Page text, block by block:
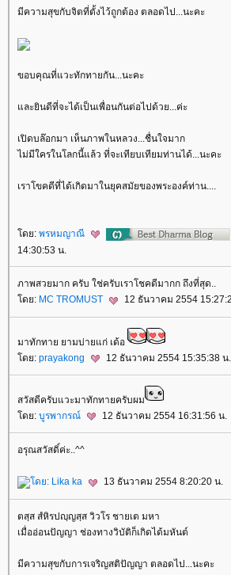
มีความสุขกับจิตที่ตั้งไว้ถูกต้อง ตลอดไป...นะคะ
ขอบคุณที่แวะทักทายกัน...นะคะ
ละยินดีที่จะได้เป็นเพื่อนกันต่อไปด้วย...ค่ะ
เปิดบล๊อกมา เห็นภาพในหลวง...ชื่นใจมาก
ไม่มีใครในโลกนี้แล้ว ที่จะเทียบเทียมท่านได้...นะคะ
เราโขคดีที่ได้เกิดมาในยุคสมัยของพระองค์ท่าน....
ดย: พรหมญาณี
14:30:53 น.
ภาพสวยมาก ครับ ใช่ครับเราโชคดีมากก ถึงที่สุด..
ดย: MC TROMUST 12 ธันวาคม 2554
มาทักทาย ยามบ่ายแก่ เด้อ
ดย: prayakong 12 ธันวาคม 2554 15:35:38 น.
สวัสดีครับแวะมาทักทายครับผม
ดย: บูรพากรณ์ 12 ธันวาคม 2554 16:31:56 น.
อรุณสวัสดิ์ค่ะ..^^
ดย: Lika ka 13 ธันวาคม 2554 8:20:20 น.
ตสฺส สํหิรปญฺญสฺส วิวโร ชายเต มหา
เมื่ออ่อนปัญญา ช่องทางวิบัติก็เกิดได้มหันต์
มีความสุขกับการเจริญสติปัญญา ตลอดไป...นะคะ